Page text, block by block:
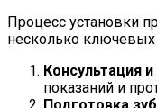
Процесс установки
несколько ключевых
Консультация
показаний и